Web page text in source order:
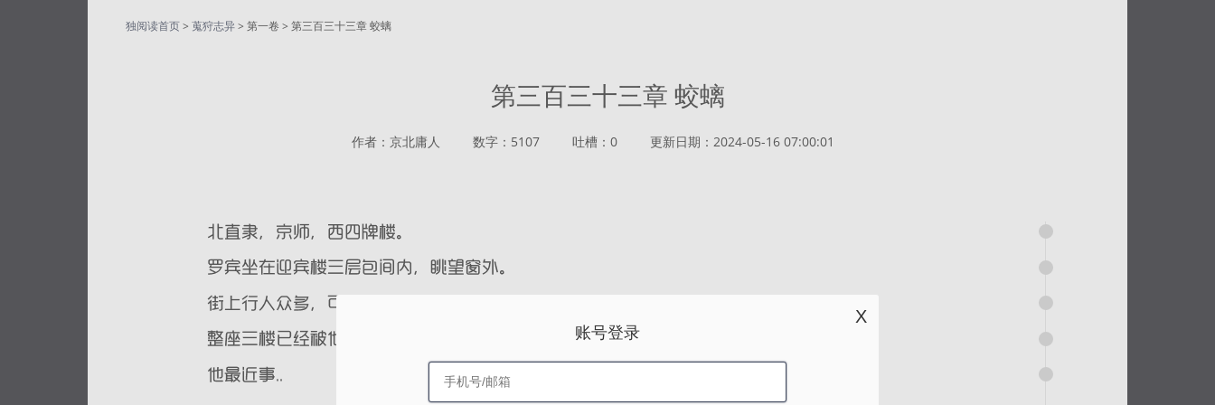
独阅读首页> 蒐狩志异> 第一卷 > 第三百三十三章 蛟螭
第三百三十三章 蛟螭
作者：京北庸人 数字：5107 吐槽：0 更新日期：2024-05-16 07:00:01
账号登录
X